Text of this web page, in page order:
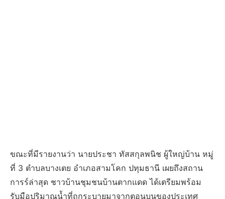
ขณะที่มีรายงานว่า นายประชา ทัสสกุลพนิช ผู้ใหญ่บ้าน หมู่
ที่ 3 ตำบลบางเตย อำเภอสามโคก ปทุมธานี เผยถึงสถาน
การร์ล่าสุด ชาวบ้านชุมชนบ้านตากแดด ได้เตรียมพร้อม
รับมือปริมาณน้ำที่ถูกระบายมาจากตอนบนของประเทศ